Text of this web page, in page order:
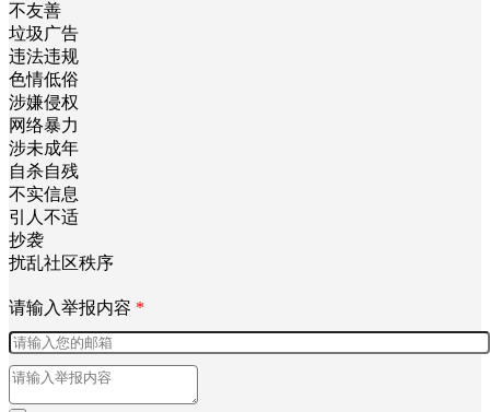
不友善
垃圾广告
违法违规
色情低俗
涉嫌侵权
网络暴力
涉未成年
自杀自残
不实信息
引人不适
抄袭
扰乱社区秩序
请输入举报内容 *